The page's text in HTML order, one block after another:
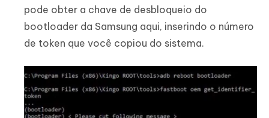
pode obter a chave de desbloqueio do
bootloader da Samsung aqui, inserindo o número
de token que você copiou do sistema.